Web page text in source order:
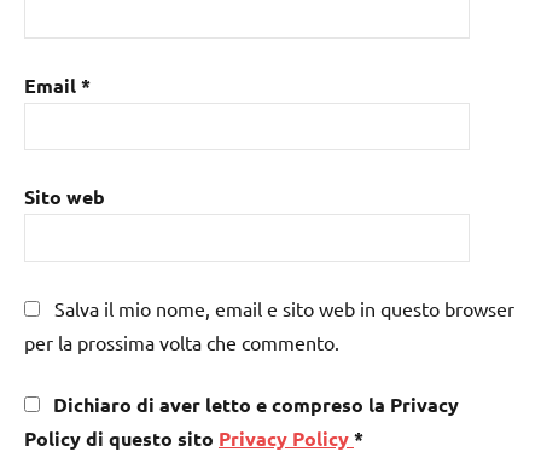
Email*
Sito web
Salva il mio nome, email e sito web in questo browser
per la prossima volta che commento.
Dichiaro di aver letto e compreso la Privacy
Policy di questo sito Privacy Policy*